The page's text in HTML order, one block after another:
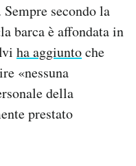
secondo la
barca è affondata in
ha aggiuntoche
«nessuna
della
prestato